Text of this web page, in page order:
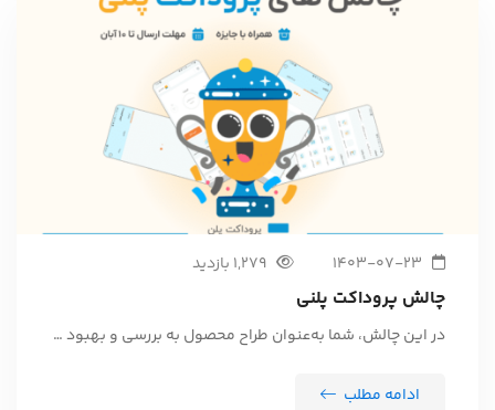
1403-07-23 1,279 بازدید
چالش پروداکت پلنی
در این چالش، شما به‌عنوان طراح محصول به بررسی و بهبود …
ادامه مطلب